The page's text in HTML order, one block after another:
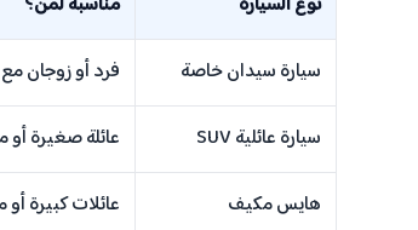
سيارة سيدان خاصة فرد أو زوجان
سيارة عائلية SUV عائلة صغيرة
هايس مكيف عائلات كبيرة